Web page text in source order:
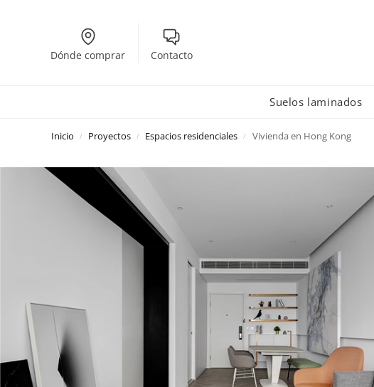
Dónde comprar Contacto
Suelos laminados
Inicio / Proyectos / Espacios residenciales / Vivienda en Hong Kong